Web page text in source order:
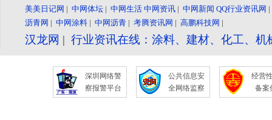
美美日记网 | 中网体坛 | 中网生活 中网资讯 | 中网新闻 QQ行业资讯网
沥青网 | 中网涂料 | 中网沥青 | 考腾资讯网 | 高鹏科技网 |
汉龙网 | 行业资讯在线：涂料、建材、化工、
深圳网络警
察报警平台
公共信息安
全网络监察
经营
备案